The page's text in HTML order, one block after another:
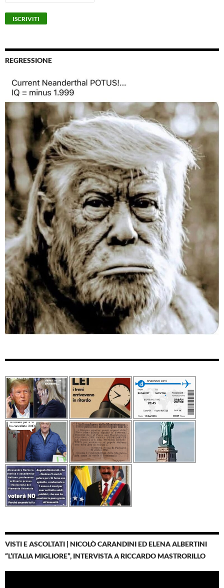
REGRESSIONE
VISTI E ASCOLTATI | NICOLÒ CARANDINI ED ELENA ALBERTINI
“L’ITALIA MIGLIORE”, INTERVISTA A RICCARDO MASTRORILLO